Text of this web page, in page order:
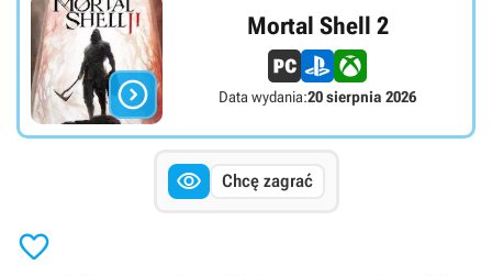

Mortal Shell 2
Data wydania:20 sierpnia 2026
 Chcę zagrać
